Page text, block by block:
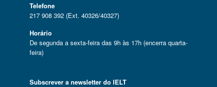
Telefone
217 908 392 (Ext. 40326/40327)
Horário
De segunda a sexta-feira das 9h às 17h (encerra quarta-
feira)
Subscrever a newsletter do IELT